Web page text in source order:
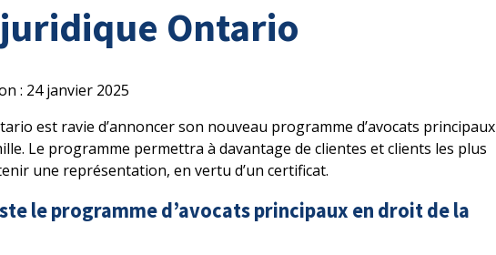
juridique Ontario
: 24 janvier 2025
est ravie d’annoncer son nouveau programme d’avocats principaux
Le programme permettra à davantage de clientes et clients les plus
une représentation, en vertu d’un certificat.
le programme d’avocats principaux en droit de la